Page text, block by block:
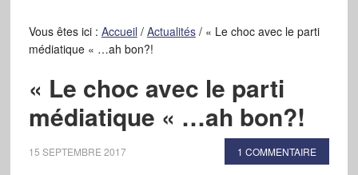
Vous êtes ici : Accueil / Actualités /« Le choc avec le parti
médiatique « …ah bon?!
« Le choc avec le parti
médiatique « …ah bon?!
15 SEPTEMBRE 2017 1 COMMENTAIRE